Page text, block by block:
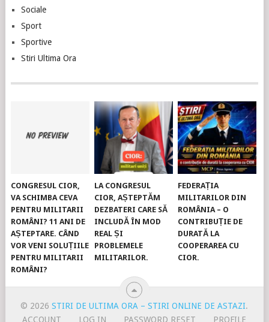
Sociale
Sport
Sportive
Stiri Ultima Ora
CONGRESUL CIOR,
VA SCHIMBA CEVA
PENTRU MILITARII
ROMÂNI? 11 ANI DE
AȘTEPTARE. CÂND
VOR VENI SOLUȚIILE
PENTRU MILITARII
ROMÂNI?
LA CONGRESUL
CIOR, AȘTEPTĂM
DEZBATERI CARE SĂ
INCLUDĂ ÎN MOD
REAL ȘI
PROBLEMELE
MILITARILOR.
FEDERAȚIA
MILITARILOR DIN
ROMÂNIA – O
CONTRIBUȚIE DE
DURATĂ LA
COOPERAREA CU
CIOR.
© 2026STIRI DE ULTIMA ORA – STIRI ONLINE DE ASTAZI.
ACCOUNT
LOG IN PASSWORD RESET PROFILE